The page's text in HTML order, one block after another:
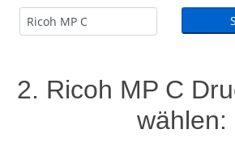
2. Ricoh MP C
wählen: